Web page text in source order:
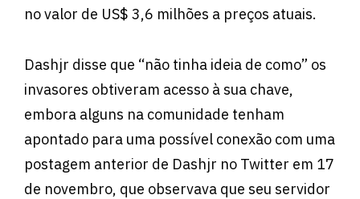
no valor de US$ 3,6 milhões a preços atuais.
Dashjr disse que “não tinha ideia de como” os
invasores obtiveram acesso à sua chave,
embora alguns na comunidade tenham
apontado para uma possível conexão com uma
postagem anterior de Dashjr no Twitter em 17
de novembro, que observava que seu servidor